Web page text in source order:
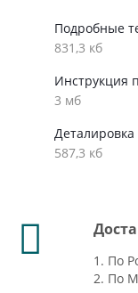
Подробные
831,3 кб
Инструкция
3 мб
587,3 кб
1. По
2. По